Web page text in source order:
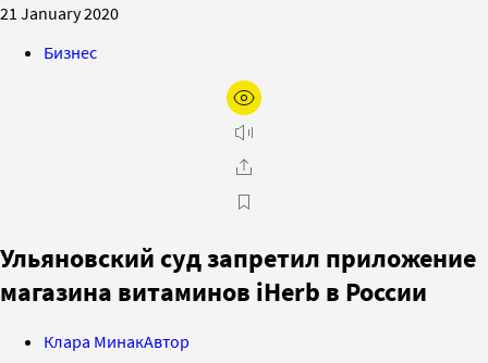
21 January 2020
Бизнес
Ульяновский суд запретил приложение
магазина витаминов iHerb в России
Клара МинакАвтор